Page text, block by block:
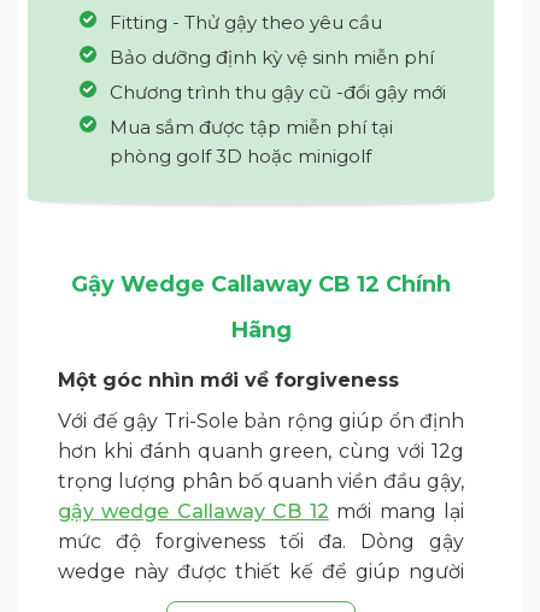
Fitting - Thử gậy theo yêu cầu
Bảo dưỡng định kỳ vệ sinh miễn phí
Chương trình thu gậy cũ -đổi gậy mới
Mua sắm được tập miễn phí tại
phòng golf 3D hoặc minigolf
Gậy Wedge Callaway CB 12 Chính
Hãng
Một góc nhìn mới về forgiveness
Với đế gậy Tri-Sole bản rộng giúp ổn định
hơn khi đánh quanh green, cùng với 12g
trọng lượng phân bố quanh viền đầu gậy,
gậy wedge Callaway CB 12 mới mang lại
mức độ forgiveness tối đa. Dòng gậy
wedge này được thiết kế để giúp người
chơi tạo độ xoáy dễ dàng và xử lý short